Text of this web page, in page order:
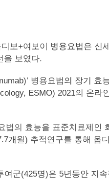
보+여보이 병용요법은 신
을 보였다.
병용요법의 장기 효
ESMO) 2021의 온라
법의 효능을 표준치료제인
개월) 추적연구를 통해 옵
군(425명)은 5년동안 지